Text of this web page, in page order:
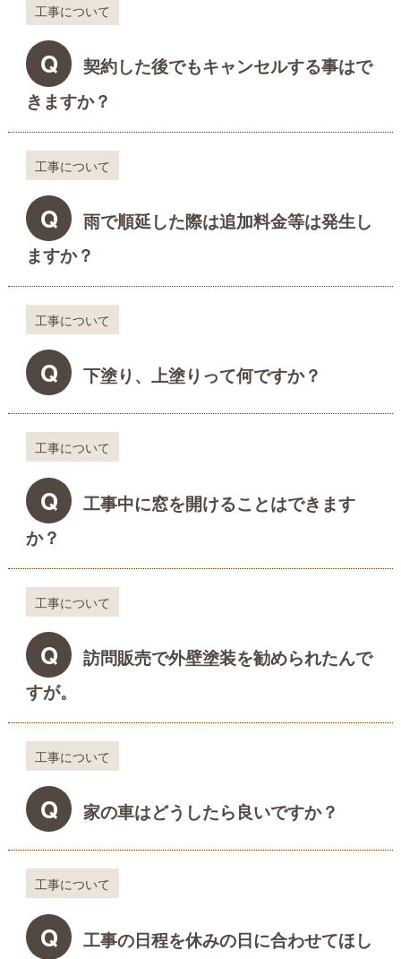
工事について
Q
契約した後でもキャンセルする事はで
きますか？
工事について
Q
雨で順延した際は追加料金等は発生し
ますか？
工事について
Q 下塗り、上塗りって何ですか？
工事について
Q
工事中に窓を開けることはできます
か？
工事について
Q
訪問販売で外壁塗装を勧められたんで
すが。
工事について
Q 家の車はどうしたら良いですか？
工事について
Q 工事の日程を休みの日に合わせてほし